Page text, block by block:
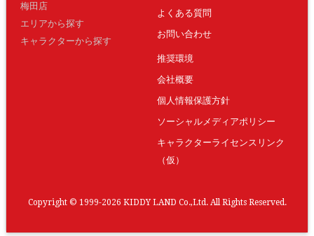
梅田店
エリアから探す
キャラクターから探す
よくある質問
お問い合わせ
推奨環境
会社概要
個人情報保護方針
ソーシャルメディアポリシー
キャラクターライセンスリンク
（仮）
Copyright © 1999-2026 KIDDY LAND Co.,Ltd. All Rights Reserved.